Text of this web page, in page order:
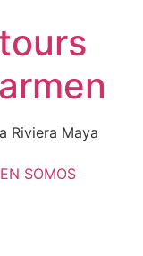
Riviera Maya
SOMOS